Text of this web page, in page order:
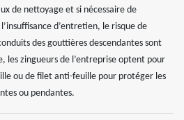
de nettoyage et si nécessaire de
d’entretien, le risque de
des gouttières descendantes sont
les zingueurs de l’entreprise optent pour
ou de filet anti-feuille pour protéger les
ou pendantes.